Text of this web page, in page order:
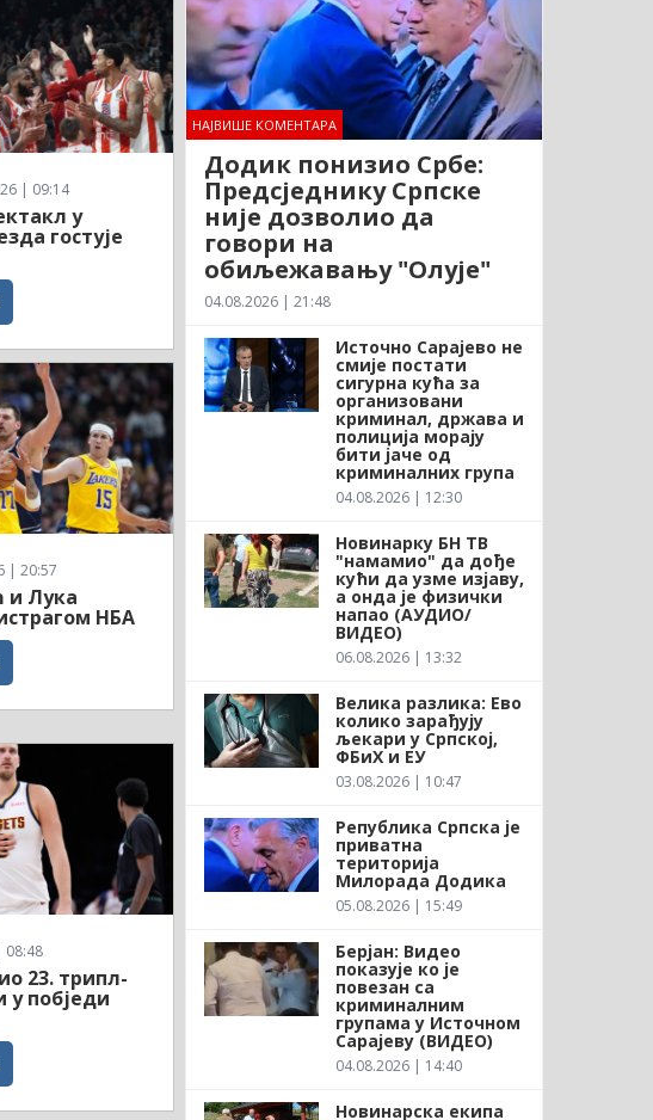
| 09:14
у
гостује
| 20:57
и Лука
НБА
08:48
23. трипл-
у побједи
НАЈВИШЕ КОМЕНТАРА
Додик понизио Србе:
Предсједнику Српске
није дозволио да
говори на
обиљежавању "Олује"
04.08.2026 | 21:48
Источно Сарајево не
смије постати
сигурна кућа за
организовани
криминал, држава и
полиција морају
бити јаче од
криминалних група
04.08.2026 | 12:30
Новинарку БН ТВ
"намамио" да дође
кући да узме изјаву,
а онда је физички
напао (АУДИО/
ВИДЕО)
06.08.2026 | 13:32
Велика разлика: Ево
колико зарађују
љекари у Српској,
ФБиХ и ЕУ
03.08.2026 | 10:47
Република Српска је
приватна
територија
Милорада Додика
05.08.2026 | 15:49
Берјан: Видео
показује ко је
повезан са
криминалним
групама у Источном
Сарајеву (ВИДЕО)
04.08.2026 | 14:40
Новинарска екипа